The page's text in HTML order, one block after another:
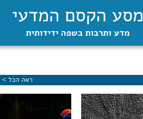
מסע הקסם המדעי
מדע ותרבות בשפה ידידותית
ראה הכל >